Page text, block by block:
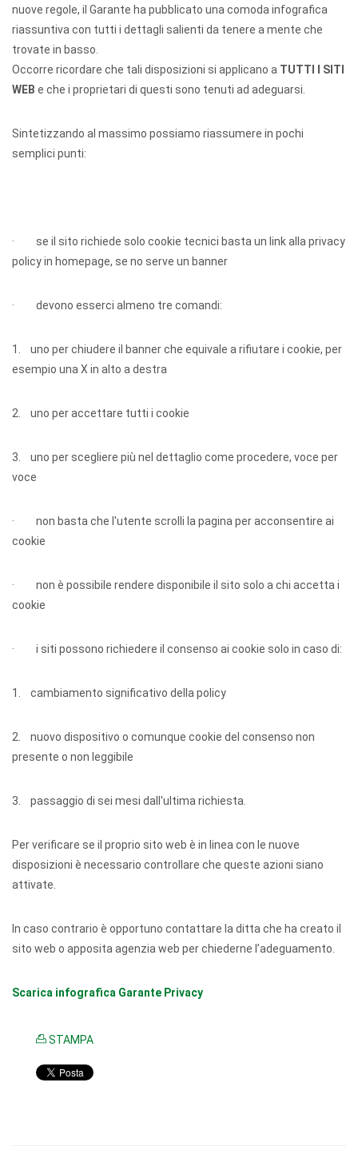
nuove regole, il Garante ha pubblicato una comoda infografica
riassuntiva con tutti i dettagli salienti da tenere a mente che
trovate in basso.
Occorre ricordare che tali disposizioni si applicano a TUTTI I SITI
WEB e che i proprietari di questi sono tenuti ad adeguarsi.
Sintetizzando al massimo possiamo riassumere in pochi
semplici punti:
· se il sito richiede solo cookie tecnici basta un link alla privacy
policy in homepage, se no serve un banner
· devono esserci almeno tre comandi:
1. uno per chiudere il banner che equivale a rifiutare i cookie, per
esempio una X in alto a destra
2. uno per accettare tutti i cookie
3. uno per scegliere più nel dettaglio come procedere, voce per
voce
· non basta che l'utente scrolli la pagina per acconsentire ai
cookie
· non è possibile rendere disponibile il sito solo a chi accetta i
cookie
· i siti possono richiedere il consenso ai cookie solo in caso di:
1. cambiamento significativo della policy
2. nuovo dispositivo o comunque cookie del consenso non
presente o non leggibile
3. passaggio di sei mesi dall'ultima richiesta.
Per verificare se il proprio sito web è in linea con le nuove
disposizioni è necessario controllare che queste azioni siano
attivate.
In caso contrario è opportuno contattare la ditta che ha creato il
sito web o apposita agenzia web per chiederne l’adeguamento.
Scarica infografica Garante Privacy
STAMPA